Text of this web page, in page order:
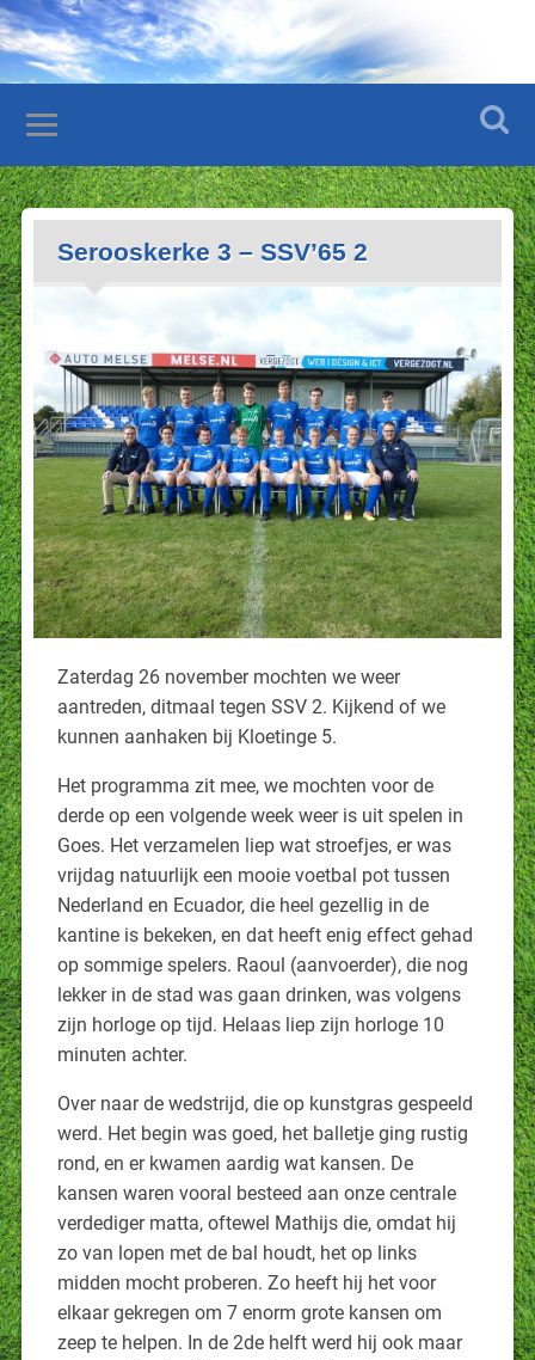
Serooskerke 3 – SSV’65 2
Zaterdag 26 november mochten we weer
aantreden, ditmaal tegen SSV 2. Kijkend of we
kunnen aanhaken bij Kloetinge 5.
Het programma zit mee, we mochten voor de
derde op een volgende week weer is uit spelen in
Goes. Het verzamelen liep wat stroefjes, er was
vrijdag natuurlijk een mooie voetbal pot tussen
Nederland en Ecuador, die heel gezellig in de
kantine is bekeken, en dat heeft enig effect gehad
op sommige spelers. Raoul (aanvoerder), die nog
lekker in de stad was gaan drinken, was volgens
zijn horloge op tijd. Helaas liep zijn horloge 10
minuten achter.
Over naar de wedstrijd, die op kunstgras gespeeld
werd. Het begin was goed, het balletje ging rustig
rond, en er kwamen aardig wat kansen. De
kansen waren vooral besteed aan onze centrale
verdediger matta, oftewel Mathijs die, omdat hij
zo van lopen met de bal houdt, het op links
midden mocht proberen. Zo heeft hij het voor
elkaar gekregen om 7 enorm grote kansen om
zeep te helpen. In de 2de helft werd hij ook maar